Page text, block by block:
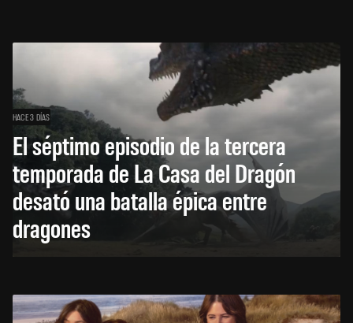
HACE 3 DÍAS
El séptimo episodio de la tercera
temporada de La Casa del Dragón
desató una batalla épica entre
dragones